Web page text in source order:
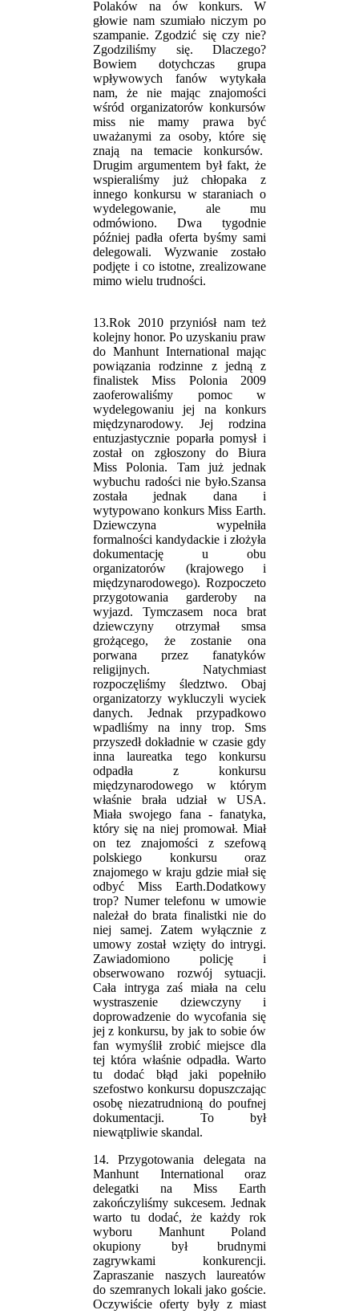
Polaków na ów konkurs. W
głowie nam szumiało niczym po
szampanie. Zgodzić się czy nie?
Zgodziliśmy się. Dlaczego?
Bowiem dotychczas grupa
wpływowych fanów wytykała
nam, że nie mając znajomości
wśród organizatorów konkursów
miss nie mamy prawa być
uważanymi za osoby, które się
znają na temacie konkursów.
Drugim argumentem był fakt, że
wspieraliśmy już chłopaka z
innego konkursu w staraniach o
wydelegowanie, ale mu
odmówiono. Dwa tygodnie
później padła oferta byśmy sami
delegowali. Wyzwanie zostało
podjęte i co istotne, zrealizowane
mimo wielu trudności.
13.Rok 2010 przyniósł nam też
kolejny honor. Po uzyskaniu praw
do Manhunt International mając
powiązania rodzinne z jedną z
finalistek Miss Polonia 2009
zaoferowaliśmy pomoc w
wydelegowaniu jej na konkurs
międzynarodowy. Jej rodzina
entuzjastycznie poparła pomysł i
został on zgłoszony do Biura
Miss Polonia. Tam już jednak
wybuchu radości nie było.Szansa
została jednak dana i
wytypowano konkurs Miss Earth.
Dziewczyna wypełniła
formalności kandydackie i złożyła
dokumentację u obu
organizatorów (krajowego i
międzynarodowego). Rozpoczeto
przygotowania garderoby na
wyjazd. Tymczasem noca brat
dziewczyny otrzymał smsa
grożącego, że zostanie ona
porwana przez fanatyków
religijnych. Natychmiast
rozpoczęliśmy śledztwo. Obaj
organizatorzy wykluczyli wyciek
danych. Jednak przypadkowo
wpadliśmy na inny trop. Sms
przyszedł dokładnie w czasie gdy
inna laureatka tego konkursu
odpadła z konkursu
międzynarodowego w którym
właśnie brała udział w USA.
Miała swojego fana - fanatyka,
który się na niej promował. Miał
on tez znajomości z szefową
polskiego konkursu oraz
znajomego w kraju gdzie miał się
odbyć Miss Earth.Dodatkowy
trop? Numer telefonu w umowie
należał do brata finalistki nie do
niej samej. Zatem wyłącznie z
umowy został wzięty do intrygi.
Zawiadomiono policję i
obserwowano rozwój sytuacji.
Cała intryga zaś miała na celu
wystraszenie dziewczyny i
doprowadzenie do wycofania się
jej z konkursu, by jak to sobie ów
fan wymyślił zrobić miejsce dla
tej która właśnie odpadła. Warto
tu dodać błąd jaki popełniło
szefostwo konkursu dopuszczając
osobę niezatrudnioną do poufnej
dokumentacji. To był
niewątpliwie skandal.
14. Przygotowania delegata na
Manhunt International oraz
delegatki na Miss Earth
zakończyliśmy sukcesem. Jednak
warto tu dodać, że każdy rok
wyboru Manhunt Poland
okupiony był brudnymi
zagrywkami konkurencji.
Zapraszanie naszych laureatów
do szemranych lokali jako goście.
Oczywiście oferty były z miast